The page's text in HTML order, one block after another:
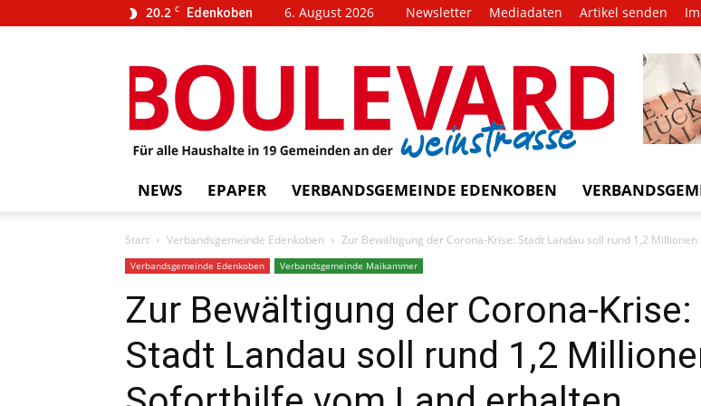
20.2 C Edenkoben 6. August 2026 Newsletter Mediadaten Artikel senden
BOULEVARD
weinstrasse!
NEWS EPAPER VERBANDSGEMEINDE EDENKOBEN
Start Verbandsgemeinde Edenkoben Zur Bewältigung der Corona-Krise: Stadt Landau soll rund 1,2
Verbandsgemeinde Edenkoben Verbandsgemeinde Maikammer
Zur Bewältigung der Corona-Krise:
Stadt Landau soll rund 1,2